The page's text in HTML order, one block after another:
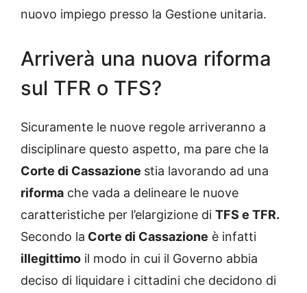
nuovo impiego presso la Gestione unitaria.
Arriverà una nuova riforma
sul TFR o TFS?
Sicuramente le nuove regole arriveranno a
disciplinare questo aspetto, ma pare che la
Corte di Cassazione stia lavorando ad una
riforma che vada a delineare le nuove
caratteristiche per l’elargizione di TFS e TFR.
Secondo la Corte di Cassazione è infatti
illegittimo il modo in cui il Governo abbia
deciso di liquidare i cittadini che decidono di